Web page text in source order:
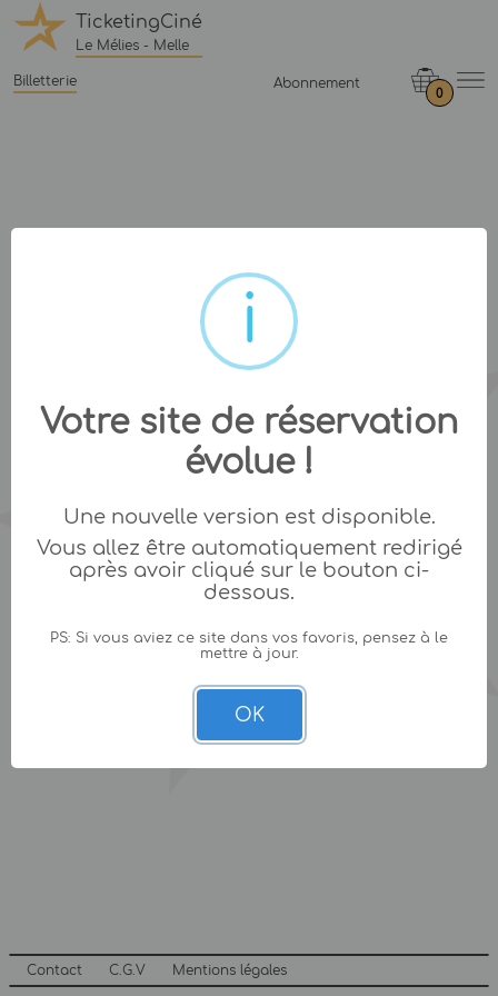
TicketingCiné
Le Mélies - Melle
Billetterie Abonnement
0
Contact C.G.V Mentions légales
Votre site de réservation
évolue !
Une nouvelle version est disponible.
Vous allez être automatiquement redirigé
après avoir cliqué sur le bouton ci-
dessous.
PS: Si vous aviez ce site dans vos favoris, pensez à le
mettre à jour.
OK